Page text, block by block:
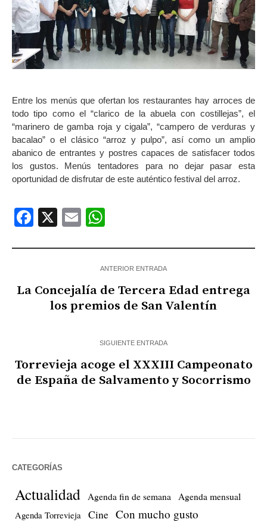
Entre los menús que ofertan los restaurantes hay arroces de
todo tipo como el “clarico de la abuela con costillejas”, el
“marinero de gamba roja y cigala”, “campero de verduras y
bacalao” o el clásico “arroz y pulpo”, así como un amplio
abanico de entrantes y postres capaces de satisfacer todos
los gustos. Menús tentadores para no dejar pasar esta
oportunidad de disfrutar de este auténtico festival del arroz.
Facebook
X Email
ANTERIOR ENTRADA
La Concejalía de Tercera Edad entrega
los premios de San Valentín
SIGUIENTE ENTRADA
Torrevieja acoge el XXXIII Campeonato
de España de Salvamento y Socorrismo
CATEGORÍAS
Actualidad Agenda fin de semana Agenda mensual
Agenda Torrevieja Cine Con mucho gusto